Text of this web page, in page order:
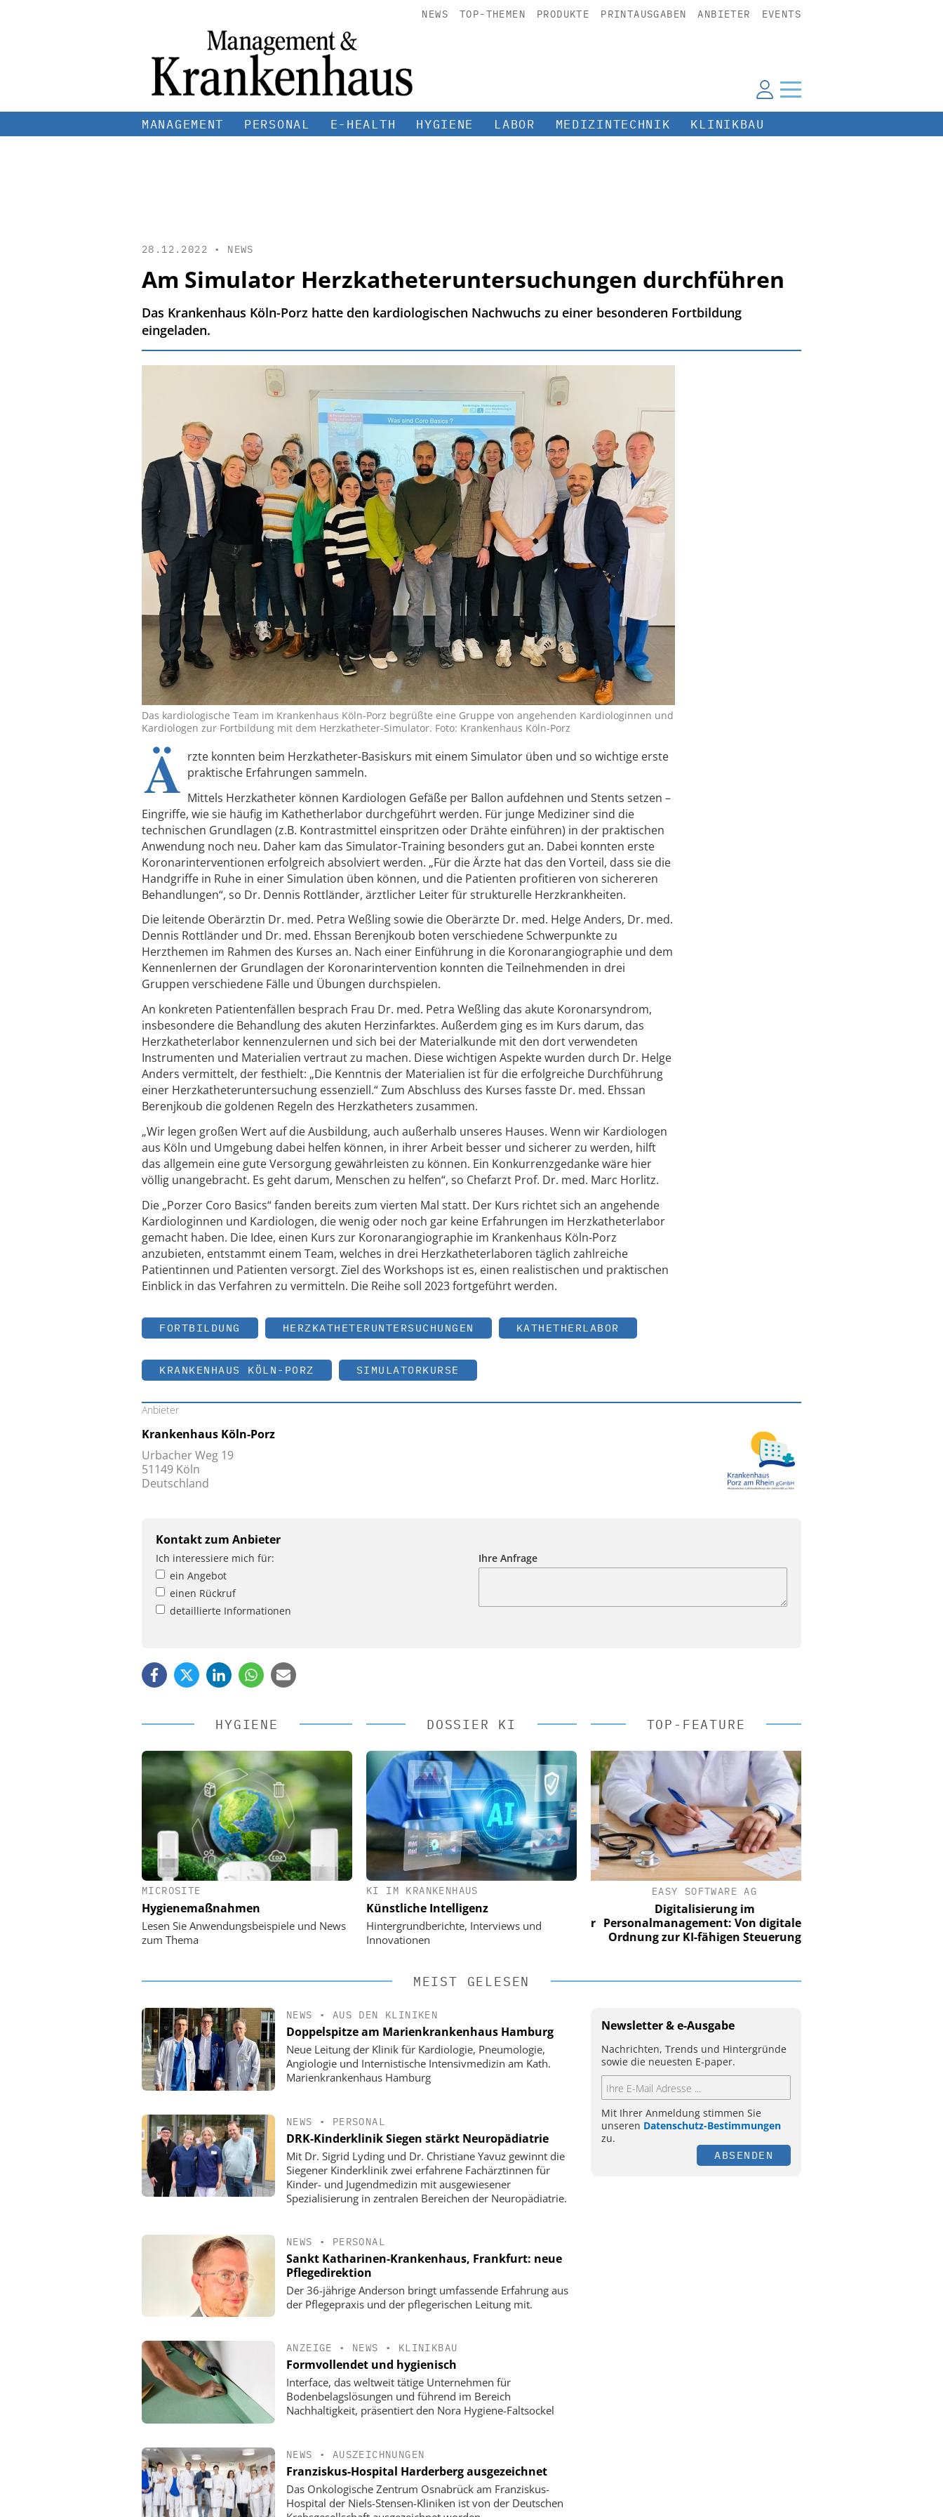
NEWS TOP-THEMEN PRODUKTE PRINTAUSGABEN ANBIETER EVENTS
MANAGEMENT PERSONAL E-HEALTH HYGIENE LABOR MEDIZINTECHNIK KLINIKBAU
28.12.2022 • NEWS
Am Simulator Herzkatheteruntersuchungen durchführen
Das Krankenhaus Köln-Porz hatte den kardiologischen Nachwuchs zu einer besonderen Fortbildung
eingeladen.
Das kardiologische Team im Krankenhaus Köln-Porz begrüßte eine Gruppe von angehenden Kardiologinnen und
Kardiologen zur Fortbildung mit dem Herzkatheter-Simulator. Foto: Krankenhaus Köln-Porz
Ä rzte konnten beim Herzkatheter-Basiskurs mit einem Simulator üben und so wichtige erste
praktische Erfahrungen sammeln.
Mittels Herzkatheter können Kardiologen Gefäße per Ballon aufdehnen und Stents setzen –
Eingriffe, wie sie häufig im Kathetherlabor durchgeführt werden. Für junge Mediziner sind die
technischen Grundlagen (z.B. Kontrastmittel einspritzen oder Drähte einführen) in der praktischen
Anwendung noch neu. Daher kam das Simulator-Training besonders gut an. Dabei konnten erste
Koronarinterventionen erfolgreich absolviert werden. „Für die Ärzte hat das den Vorteil, dass sie die
Handgriffe in Ruhe in einer Simulation üben können, und die Patienten profitieren von sichereren
Behandlungen“, so Dr. Dennis Rottländer, ärztlicher Leiter für strukturelle Herzkrankheiten.
Die leitende Oberärztin Dr. med. Petra Weßling sowie die Oberärzte Dr. med. Helge Anders, Dr. med.
Dennis Rottländer und Dr. med. Ehssan Berenjkoub boten verschiedene Schwerpunkte zu
Herzthemen im Rahmen des Kurses an. Nach einer Einführung in die Koronarangiographie und dem
Kennenlernen der Grundlagen der Koronarintervention konnten die Teilnehmenden in drei
Gruppen verschiedene Fälle und Übungen durchspielen.
An konkreten Patientenfällen besprach Frau Dr. med. Petra Weßling das akute Koronarsyndrom,
insbesondere die Behandlung des akuten Herzinfarktes. Außerdem ging es im Kurs darum, das
Herzkatheterlabor kennenzulernen und sich bei der Materialkunde mit den dort verwendeten
Instrumenten und Materialien vertraut zu machen. Diese wichtigen Aspekte wurden durch Dr. Helge
Anders vermittelt, der festhielt: „Die Kenntnis der Materialien ist für die erfolgreiche Durchführung
einer Herzkatheteruntersuchung essenziell.“ Zum Abschluss des Kurses fasste Dr. med. Ehssan
Berenjkoub die goldenen Regeln des Herzkatheters zusammen.
„Wir legen großen Wert auf die Ausbildung, auch außerhalb unseres Hauses. Wenn wir Kardiologen
aus Köln und Umgebung dabei helfen können, in ihrer Arbeit besser und sicherer zu werden, hilft
das allgemein eine gute Versorgung gewährleisten zu können. Ein Konkurrenzgedanke wäre hier
völlig unangebracht. Es geht darum, Menschen zu helfen“, so Chefarzt Prof. Dr. med. Marc Horlitz.
Die „Porzer Coro Basics“ fanden bereits zum vierten Mal statt. Der Kurs richtet sich an angehende
Kardiologinnen und Kardiologen, die wenig oder noch gar keine Erfahrungen im Herzkatheterlabor
gemacht haben. Die Idee, einen Kurs zur Koronarangiographie im Krankenhaus Köln-Porz
anzubieten, entstammt einem Team, welches in drei Herzkatheterlaboren täglich zahlreiche
Patientinnen und Patienten versorgt. Ziel des Workshops ist es, einen realistischen und praktischen
Einblick in das Verfahren zu vermitteln. Die Reihe soll 2023 fortgeführt werden.
FORTBILDUNG HERZKATHETERUNTERSUCHUNGEN KATHETHERLABOR
KRANKENHAUS KÖLN-PORZ SIMULATORKURSE
Anbieter
Krankenhaus Köln-Porz
Urbacher Weg 19
51149 Köln
Deutschland
Kontakt zum Anbieter
Ich interessiere mich für:
ein Angebot
einen Rückruf
detaillierte Informationen
Ihre Anfrage
HYGIENE
MICROSITE
Hygienemaßnahmen
Lesen Sie Anwendungsbeispiele und News
zum Thema
DOSSIER KI
KI IM KRANKENHAUS
Künstliche Intelligenz
Hintergrundberichte, Interviews und
Innovationen
TOP-FEATURE
Digitalisierung im
Personalmanagement: Von digitaler
Ordnung zur KI-fähigen Steuerung
EASY SOFTWARE AG
Digitalisierung im
Personalmanagement: Von digitaler
Ordnung zur KI-fähigen Steuerung
EASY SOFTWARE AG
Digitalisierung im
Personalmanagement: Von digitaler
Ordnung zur KI-fähigen Steuerung
MEIST GELESEN
NEWS • AUS DEN KLINIKEN
Doppelspitze am Marienkrankenhaus Hamburg
Neue Leitung der Klinik für Kardiologie, Pneumologie,
Angiologie und Internistische Intensivmedizin am Kath.
Marienkrankenhaus Hamburg
NEWS • PERSONAL
DRK-Kinderklinik Siegen stärkt Neuropädiatrie
Mit Dr. Sigrid Lyding und Dr. Christiane Yavuz gewinnt die
Siegener Kinderklinik zwei erfahrene Fachärztinnen für
Kinder- und Jugendmedizin mit ausgewiesener
Spezialisierung in zentralen Bereichen der Neuropädiatrie.
NEWS • PERSONAL
Sankt Katharinen-Krankenhaus, Frankfurt: neue
Pflegedirektion
Der 36-jährige Anderson bringt umfassende Erfahrung aus
der Pflegepraxis und der pflegerischen Leitung mit.
ANZEIGE • NEWS • KLINIKBAU
Formvollendet und hygienisch
Interface, das weltweit tätige Unternehmen für
Bodenbelagslösungen und führend im Bereich
Nachhaltigkeit, präsentiert den Nora Hygiene-Faltsockel
NEWS • AUSZEICHNUNGEN
Franziskus-Hospital Harderberg ausgezeichnet
Das Onkologische Zentrum Osnabrück am Franziskus-
Hospital der Niels-Stensen-Kliniken ist von der Deutschen
Newsletter & e-Ausgabe
Nachrichten, Trends und Hintergründe
sowie die neuesten E-paper.
Mit Ihrer Anmeldung stimmen Sie
unseren Datenschutz-Bestimmungen
zu.
ABSENDEN